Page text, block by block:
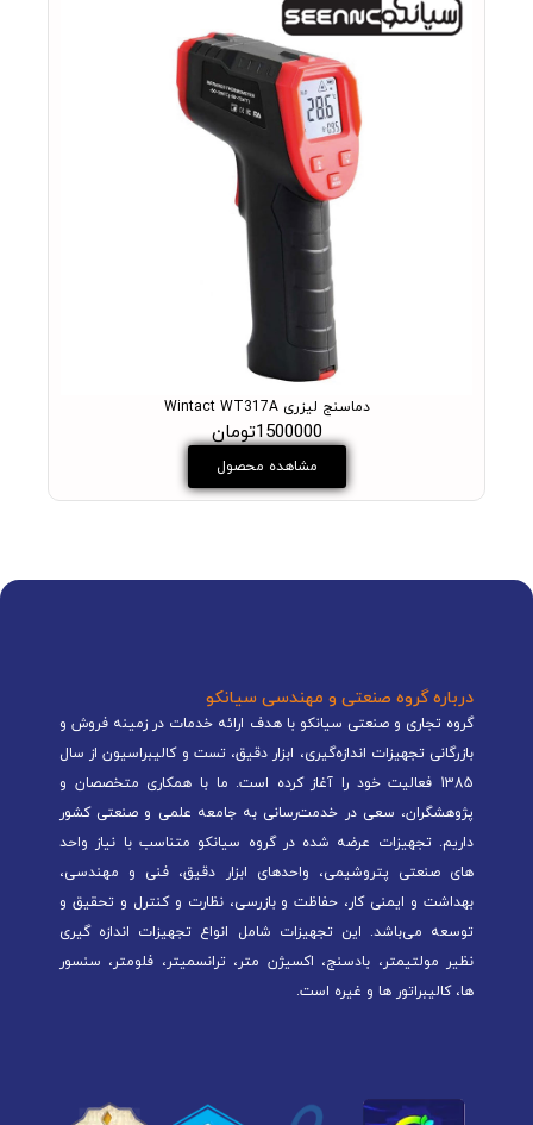
دماسنج لیزری Wintact WT317A
1500000تومان
مشاهده محصول
درباره گروه صنعتی و مهندسی سیانکو
گروه تجاری و صنعتی سیانکو با هدف ارائه خدمات در زمینه فروش و
بازرگانی تجهیزات اندازه‌گیری، ابزار دقیق، تست و کالیبراسیون از سال
1385 فعالیت خود را آغاز کرده است. ما با همکاری متخصصان و
پژوهشگران، سعی در خدمت‌رسانی به جامعه علمی و صنعتی کشور
داریم. تجهیزات عرضه شده در گروه سیانکو متناسب با نیاز واحد
های صنعتی پتروشیمی، واحدهای ابزار دقیق، فنی و مهندسی،
بهداشت و ایمنی کار، حفاظت و بازرسی، نظارت و کنترل و تحقیق و
توسعه می‌باشد. این تجهیزات شامل انواع تجهیزات اندازه گیری
نظیر مولتیمتر، بادسنج، اکسیژن متر، ترانسمیتر، فلومتر، سنسور
ها، کالیبراتور ها و غیره است.